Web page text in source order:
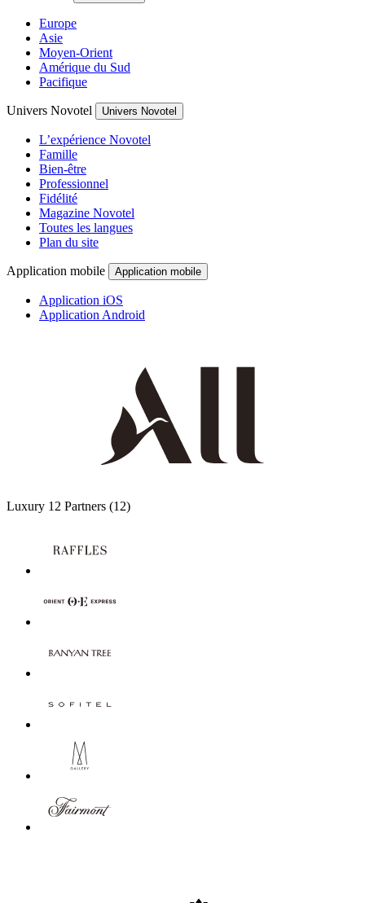
Europe
Asie
Moyen-Orient
Amérique du Sud
Pacifique
Univers Novotel Univers Novotel
L’expérience Novotel
Famille
Bien-être
Professionnel
Fidélité
Magazine Novotel
Toutes les langues
Plan du site
Application mobile Application mobile
Application iOS
Application Android
Luxury 12 Partners (12)